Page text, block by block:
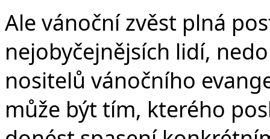
Ale vánoční zvěst plná
nejobyčejnějsích lidí,
nositelů vánočního
může být tím, kterého